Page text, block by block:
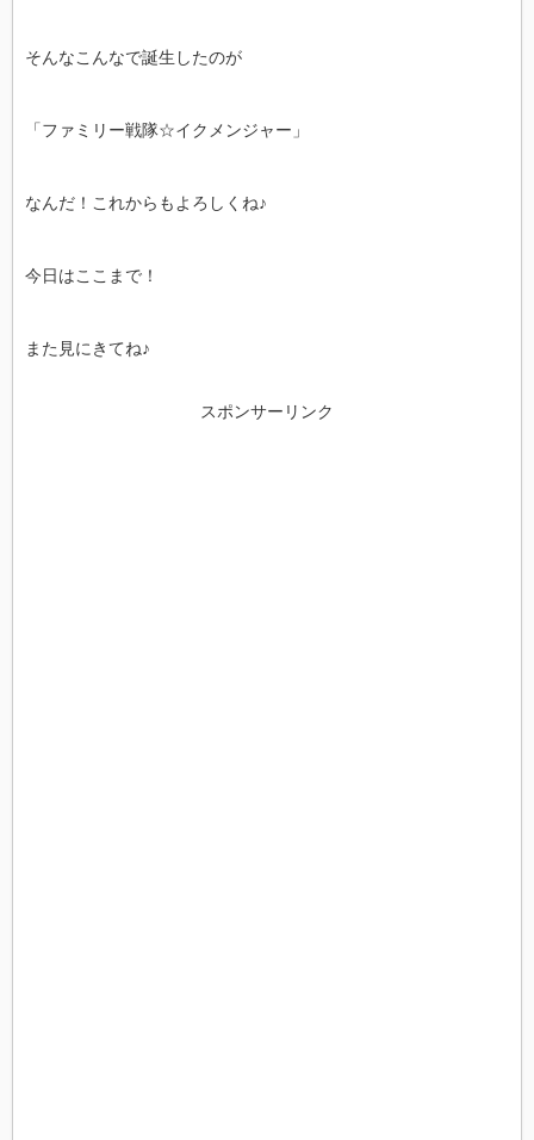
そんなこんなで誕生したのが
「ファミリー戦隊☆イクメンジャー」
なんだ！これからもよろしくね♪
今日はここまで！
また見にきてね♪
スポンサーリンク